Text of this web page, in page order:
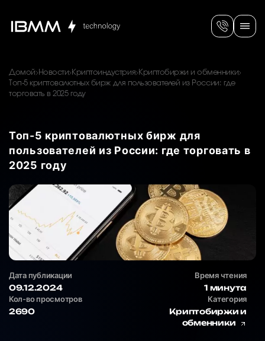
Домой Новости Криптоиндустрия Криптобиржи и обменники
Топ-5 криптовалютных бирж для пользователей из России: где
торговать в 2025 году
Топ-5 криптовалютных бирж для
пользователей из России: где торговать в
2025 году
Дата публикации
09.12.2024
Время чтения
1 минута
Кол-во просмотров
2690
Категория
Криптобиржи и
обменники